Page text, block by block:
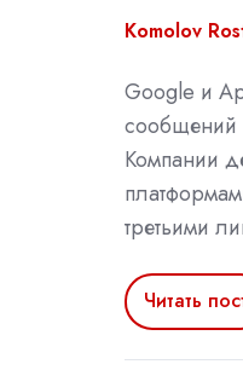
Komolov
Google и
сообщений
Компании
третьими
Читать